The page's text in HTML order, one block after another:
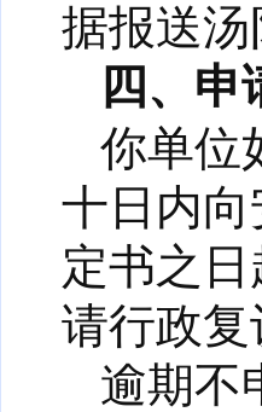
据报送
四、
你单位
十日内
定书之
请行政
逾期不